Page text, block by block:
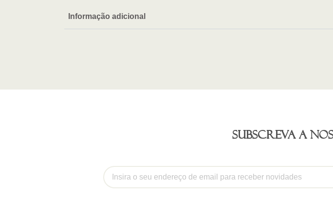
Informação adicional
Subscreva a